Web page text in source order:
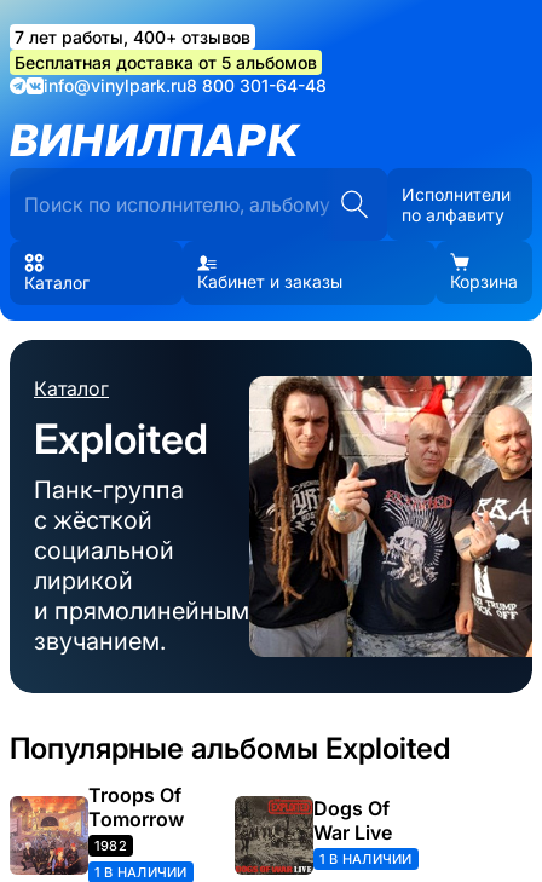
7 лет работы, 400+ отзывов
Бесплатная доставка от 5 альбомов
info@vinylpark.ru8 800 301-64-48
ВИНИЛПАРК
Исполнители
по алфавиту
Каталог Кабинет и заказы Корзина
Каталог
Exploited
Панк-группа
с жёсткой
социальной
лирикой
и прямолинейным
звучанием.
Популярные альбомы Exploited
Troops Of
Tomorrow
1982
1 В НАЛИЧИИ
Dogs Of
War Live
1 В НАЛИЧИИ